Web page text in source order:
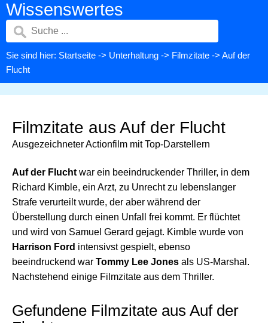
Wissenswertes
Sie sind hier: Startseite -> Unterhaltung -> Filmzitate -> Auf der
Flucht
Filmzitate aus Auf der Flucht
Ausgezeichneter Actionfilm mit Top-Darstellern
Auf der Flucht war ein beeindruckender Thriller, in dem
Richard Kimble, ein Arzt, zu Unrecht zu lebenslanger
Strafe verurteilt wurde, der aber während der
Überstellung durch einen Unfall frei kommt. Er flüchtet
und wird von Samuel Gerard gejagt. Kimble wurde von
Harrison Ford intensivst gespielt, ebenso
beeindruckend war Tommy Lee Jones als US-Marshal.
Nachstehend einige Filmzitate aus dem Thriller.
Gefundene Filmzitate aus Auf der